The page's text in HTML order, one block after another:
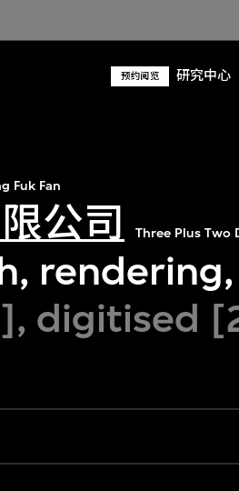
预约阅览 研究中心
Fuk Fan
公司 Three Plus Two
digitised